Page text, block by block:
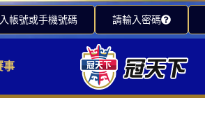
帳號或手機號碼 請輸入密碼
事